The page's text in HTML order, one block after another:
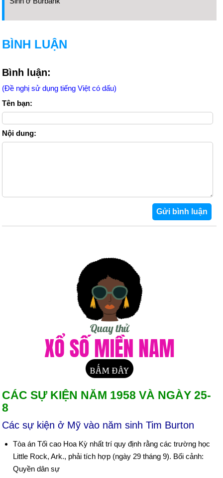
BÌNH LUẬN
Bình luận:
(Đề nghị sử dụng tiếng Việt có dấu)
Tên bạn:
Nội dung:
CÁC SỰ KIỆN NĂM 1958 VÀ NGÀY 25-
8
Các sự kiện ở Mỹ vào năm sinh Tim Burton
Tòa án Tối cao Hoa Kỳ nhất trí quy định rằng các trường học
Little Rock, Ark., phải tích hợp (ngày 29 tháng 9). Bối cảnh:
Quyền dân sự